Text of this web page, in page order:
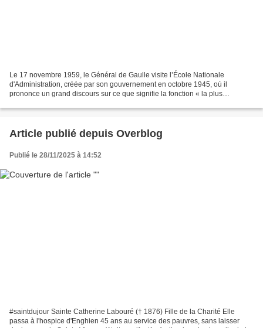
Le 17 novembre 1959, le Général de Gaulle visite l’École Nationale
d'Administration, créée par son gouvernement en octobre 1945, où il
prononce un grand discours sur ce que signifie la fonction « la plus
Article publié depuis Overblog
Publié le 28/11/2025 à 14:52
#saintdujour Sainte Catherine Labouré († 1876) Fille de la Charité Elle
passa à l'hospice d'Enghien 45 ans au service des pauvres, sans laisser